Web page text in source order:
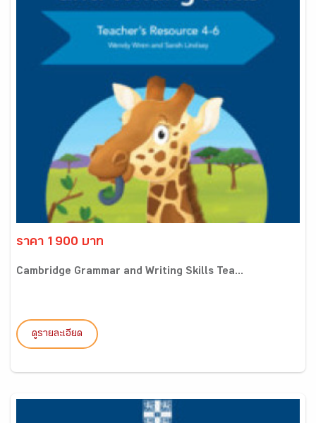
ราคา 1900 บาท
Cambridge Grammar and Writing Skills Tea...
ดูรายละเอียด